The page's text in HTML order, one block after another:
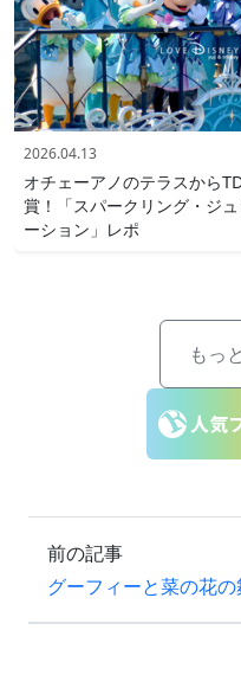
2026.04.13
オチェーアノのテラスから
賞！「スパークリング・ジ
ーション」レポ
もっ
前の記事
グーフィーと菜の花